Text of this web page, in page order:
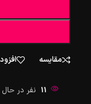
مقایسه
11 نفر در